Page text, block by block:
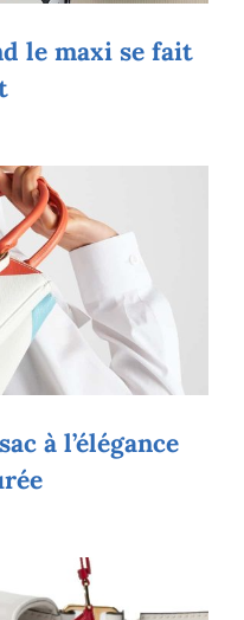
le maxi se fait
à l’élégance